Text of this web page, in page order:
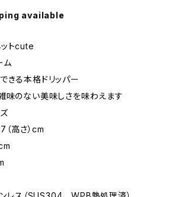
available
ットcute
ム
きる本格ドリッパー
味のない美味しさを味わえます
（高さ）cm